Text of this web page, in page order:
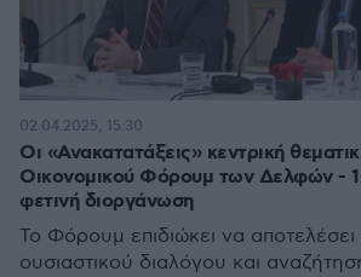
Οι «Ανακατατάξεις» κεντρική
Οικονομικού Φόρουμ των Δελφών -
φετινή διοργάνωση
Το Φόρουμ επιδιώκει να αποτελέσει
ουσιαστικού διαλόγου και
02.04.2025, 15:30